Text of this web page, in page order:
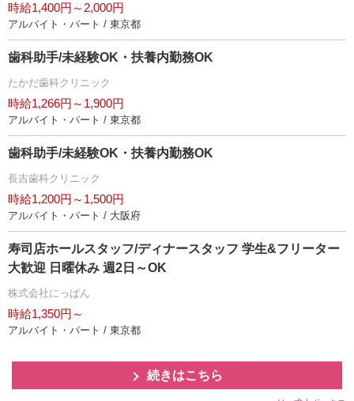
時給1,400円～2,000円
アルバイト・パート / 東京都
歯科助手/未経験OK・扶養内勤務OK
たかだ歯科クリニック
時給1,266円～1,900円
アルバイト・パート / 東京都
歯科助手/未経験OK・扶養内勤務OK
長吉歯科クリニック
時給1,200円～1,500円
アルバイト・パート / 大阪府
寿司店ホールスタッフ/ディナースタッフ 学生&フリーター
大歓迎 日曜休み 週2日～OK
株式会社にっぱん
時給1,350円～
アルバイト・パート / 東京都
続きはこちら